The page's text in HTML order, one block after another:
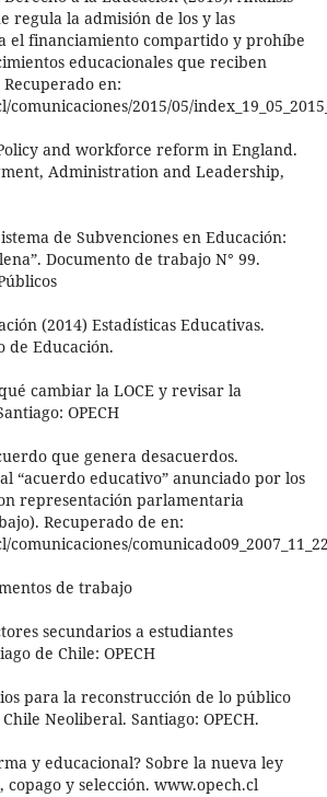
regula la admisión de los y las
el financiamiento compartido y prohíbe
educacionales que reciben
en:
2015/05/
and workforce reform in England.
Administration and Leadership,
de Subvenciones en Educación:
Documento de trabajo N° 99.
(2014) Estadísticas Educativas.
de Educación.
cambiar la LOCE y revisar la
OPECH
que genera desacuerdos.
“acuerdo educativo” anunciado por los
representación parlamentaria
Recuperado de en:
de trabajo
secundarios a estudiantes
de Chile: OPECH
para la reconstrucción de lo público
Neoliberal. Santiago: OPECH.
y educacional? Sobre la nueva ley
y selección. www.opech.cl